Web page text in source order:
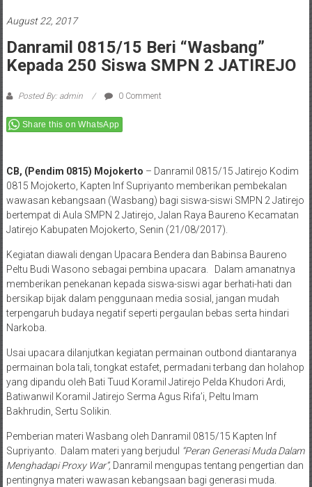
August 22, 2017
Danramil 0815/15 Beri “Wasbang”
Kepada 250 Siswa SMPN 2 JATIREJO
Posted By: admin 0 Comment
Share this on WhatsApp
CB, (Pendim 0815) Mojokerto – Danramil 0815/15 Jatirejo Kodim
0815 Mojokerto, Kapten Inf Supriyanto memberikan pembekalan
wawasan kebangsaan (Wasbang) bagi siswa-siswi SMPN 2 Jatirejo
bertempat di Aula SMPN 2 Jatirejo, Jalan Raya Baureno Kecamatan
Jatirejo Kabupaten Mojokerto, Senin (21/08/2017).
Kegiatan diawali dengan Upacara Bendera dan Babinsa Baureno
Peltu Budi Wasono sebagai pembina upacara. Dalam amanatnya
memberikan penekanan kepada siswa-siswi agar berhati-hati dan
bersikap bijak dalam penggunaan media sosial, jangan mudah
terpengaruh budaya negatif seperti pergaulan bebas serta hindari
Narkoba.
Usai upacara dilanjutkan kegiatan permainan outbond diantaranya
permainan bola tali, tongkat estafet, permadani terbang dan holahop
yang dipandu oleh Bati Tuud Koramil Jatirejo Pelda Khudori Ardi,
Batiwanwil Koramil Jatirejo Serma Agus Rifa’i, Peltu Imam
Bakhrudin, Sertu Solikin.
Pemberian materi Wasbang oleh Danramil 0815/15 Kapten Inf
Supriyanto. Dalam materi yang berjudul “Peran Generasi Muda Dalam
Menghadapi Proxy War”, Danramil mengupas tentang pengertian dan
pentingnya materi wawasan kebangsaan bagi generasi muda.